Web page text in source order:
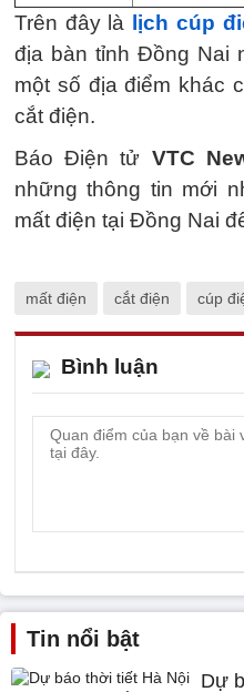
Trên đây là lịch cúp
địa bàn tỉnh Đồng Nai
một số địa điểm khác
cắt điện.
Báo Điện tử VTC
những thông tin mới
mất điện tại Đồng Nai
mất điện cắt điện cúp
Bình luận
Tin nổi bật
Dự